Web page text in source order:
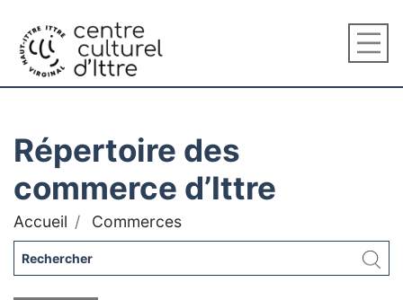
Répertoire des
commerce d’Ittre
Accueil Commerces